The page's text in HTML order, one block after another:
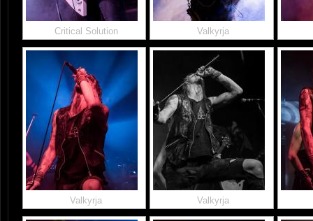
Critical Solution Valkyrja
Valkyrja Valkyrja